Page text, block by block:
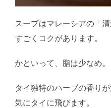
スープはマレーシアの「
すごくコクがあります。
かといって、脂は少なめ。
タイ独特のハーブの香り
気にタイに飛びます。